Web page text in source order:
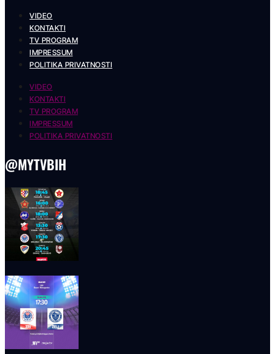
VIDEO
KONTAKTI
TV PROGRAM
IMPRESSUM
POLITIKA PRIVATNOSTI
VIDEO
KONTAKTI
TV PROGRAM
IMPRESSUM
POLITIKA PRIVATNOSTI
@MYTVBIH